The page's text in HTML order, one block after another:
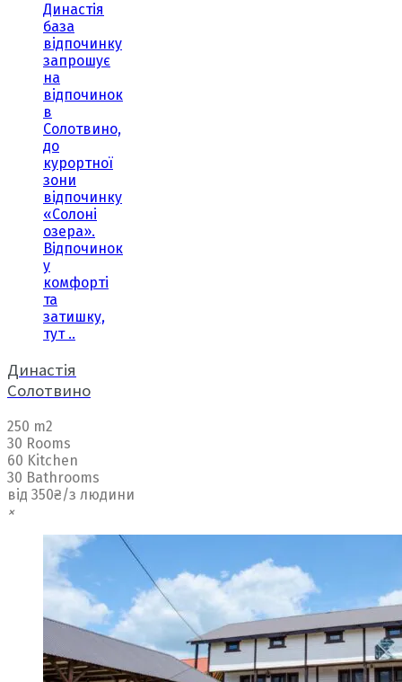
Династія
база
відпочинку
запрошує
на
відпочинок
в
Солотвино,
до
курортної
зони
відпочинку
«Солоні
озера».
Відпочинок
у
комфорті
та
затишку,
тут ..
Династія
Солотвино
250 m2
30 Rooms
60 Kitchen
30 Bathrooms
від 350₴/з людини
×